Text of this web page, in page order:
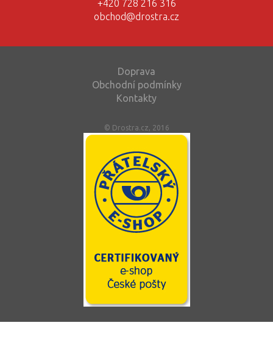
+420 728 216 316
obchod@drostra.cz
Doprava
Obchodní podmínky
Kontakty
© Drostra.cz, 2016